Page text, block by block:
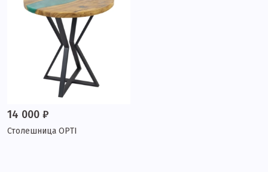
14 000 ₽
Столешница OPTI